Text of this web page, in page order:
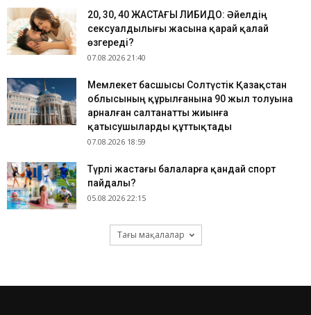
​20, 30, 40 ЖАСТАҒЫ ЛИБИДО: Әйелдің
сексуалдылығы жасына қарай қалай
өзгереді?
07.08.2026 21:40
Мемлекет басшысы Солтүстік Қазақстан
облысының құрылғанына 90 жыл толуына
арналған салтанатты жиынға
қатысушыларды құттықтады
07.08.2026 18:59
​Түрлі жастағы балаларға қандай спорт
пайдалы?
05.08.2026 22:15
Тағы мақалалар